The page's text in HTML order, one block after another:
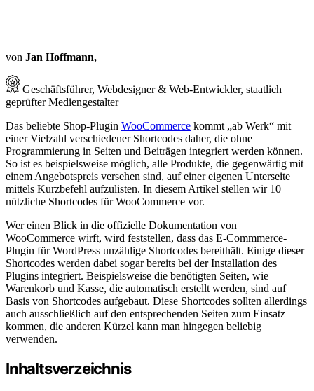
von Jan Hoffmann,
Geschäftsführer, Webdesigner & Web-Entwickler, staatlich
geprüfter Mediengestalter
Das beliebte Shop-Plugin WooCommerce kommt „ab Werk“ mit
einer Vielzahl verschiedener Shortcodes daher, die ohne
Programmierung in Seiten und Beiträgen integriert werden können.
So ist es beispielsweise möglich, alle Produkte, die gegenwärtig mit
einem Angebotspreis versehen sind, auf einer eigenen Unterseite
mittels Kurzbefehl aufzulisten. In diesem Artikel stellen wir 10
nützliche Shortcodes für WooCommerce vor.
Wer einen Blick in die offizielle Dokumentation von
WooCommerce wirft, wird feststellen, dass das E-Commmerce-
Plugin für WordPress unzählige Shortcodes bereithält. Einige dieser
Shortcodes werden dabei sogar bereits bei der Installation des
Plugins integriert. Beispielsweise die benötigten Seiten, wie
Warenkorb und Kasse, die automatisch erstellt werden, sind auf
Basis von Shortcodes aufgebaut. Diese Shortcodes sollten allerdings
auch ausschließlich auf den entsprechenden Seiten zum Einsatz
kommen, die anderen Kürzel kann man hingegen beliebig
verwenden.
Inhaltsverzeichnis